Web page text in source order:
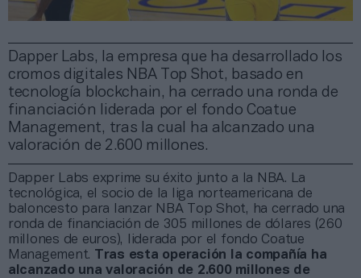
Dapper Labs, la empresa que ha desarrollado los
cromos digitales NBA Top Shot, basado en
tecnología blockchain, ha cerrado una ronda de
financiación liderada por el fondo Coatue
Management, tras la cual ha alcanzado una
valoración de 2.600 millones.
Dapper Labs exprime su éxito junto a la NBA. La
tecnológica, el socio de la liga norteamericana de
baloncesto para lanzar NBA Top Shot, ha cerrado una
ronda de financiación de 305 millones de dólares (260
millones de euros), liderada por el fondo Coatue
Management.
Tras esta operación la compañía ha
alcanzado una valoración de 2.600 millones de